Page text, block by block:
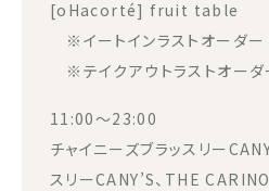
[oHacorté] fruit table
※イートインラストオーダ
※テイクアウトラストオー
11:00～23:00
チャイニーズブラッスリー
スリーCANY’S、THE